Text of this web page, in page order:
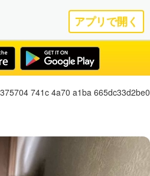
アプリで開く